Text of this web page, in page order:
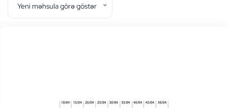
Yeni məhsula görə göstər